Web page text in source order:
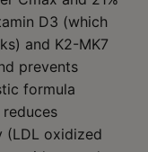
D3 (which
and K2-MK7
prevents
formula
(LDL oxidized